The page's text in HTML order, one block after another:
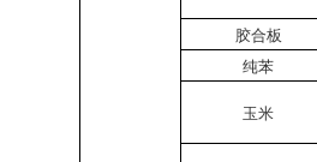
胶合板
纯苯
玉米